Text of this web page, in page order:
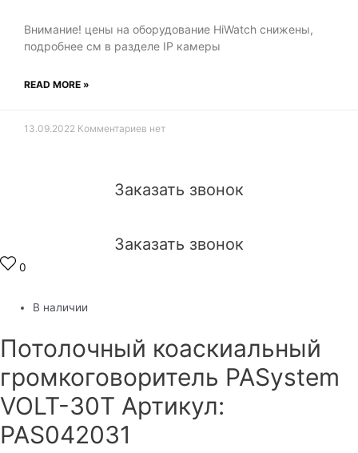
Внимание! цены на оборудование HiWatch снижены,
подробнее см в разделе IP камеры
READ MORE »
13.09.2022 Комментариев нет
Заказать звонок
Заказать звонок
0
В наличии
Потолочный коаскиальный
громкоговоритель PASystem
VOLT-30T Артикул:
PAS042031